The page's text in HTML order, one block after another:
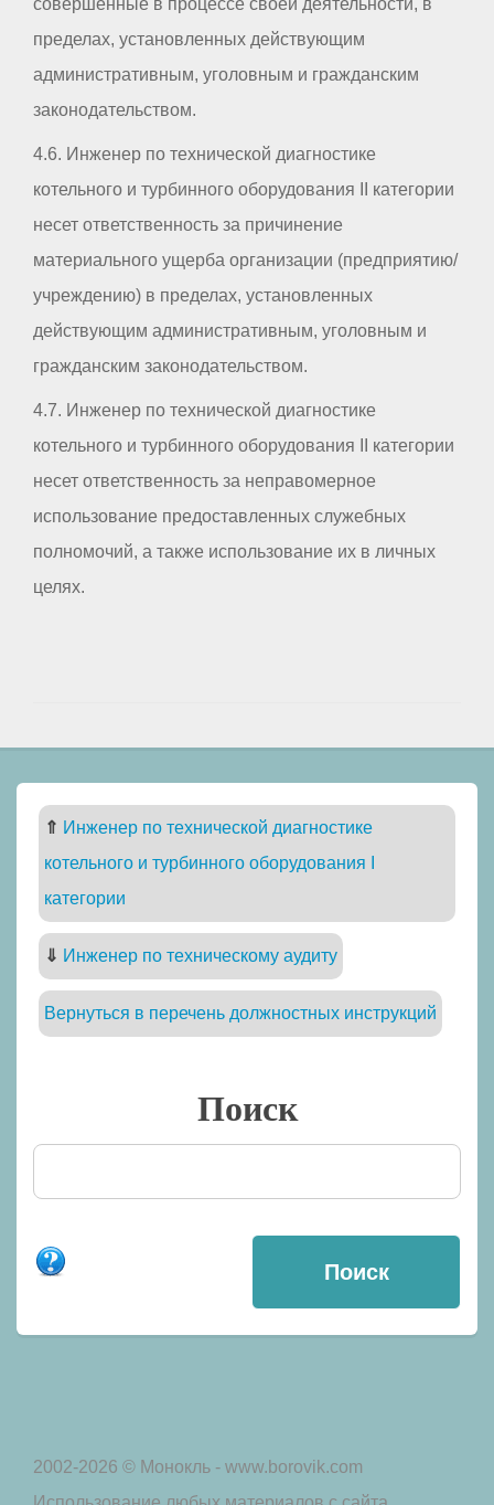
совершенные в процессе своей деятельности, в
пределах, установленных действующим
административным, уголовным и гражданским
законодательством.
4.6. Инженер по технической диагностике
котельного и турбинного оборудования II категории
несет ответственность за причинение
материального ущерба организации (предприятию/
учреждению) в пределах, установленных
действующим административным, уголовным и
гражданским законодательством.
4.7. Инженер по технической диагностике
котельного и турбинного оборудования II категории
несет ответственность за неправомерное
использование предоставленных служебных
полномочий, а также использование их в личных
целях.
⇑ Инженер по технической диагностике
котельного и турбинного оборудования I
категории
⇓ Инженер по техническому аудиту
Вернуться в перечень должностных инструкций
Поиск
2002-2026 © Монокль - www.borovik.com